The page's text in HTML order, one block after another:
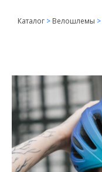
Каталог > Велошлемы >